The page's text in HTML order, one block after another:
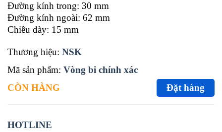
Đường kính trong: 30 mm
Đường kính ngoài: 62 mm
Chiều dày: 15 mm
Thương hiệu: NSK
Mã sản phẩm: Vòng bi chính xác
CÒN HÀNG
Đặt hàng
HOTLINE